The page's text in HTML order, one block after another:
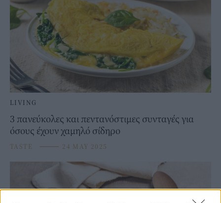
LIVING
3 πανεύκολες και πεντανόστιμες συνταγές για
όσους έχουν χαμηλό σίδηρο
TASTE ⸻ 24 MAY 2025